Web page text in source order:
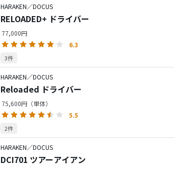
HARAKEN／DOCUS
RELOADED+ ドライバー
77,000円
6.3
3件
HARAKEN／DOCUS
Reloaded ドライバー
75,600円（単体）
5.5
2件
HARAKEN／DOCUS
DCI701 ツアーアイアン